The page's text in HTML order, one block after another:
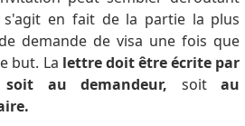
en fait de la partie la plus
demande de visa une fois que
but. La lettre doit être écrite par
au demandeur, soitau